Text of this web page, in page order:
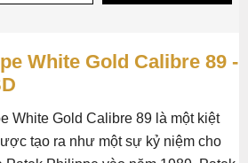
White Gold Calibre 89 -
White Gold Calibre 89 là một kiệt
tạo ra như một sự kỷ niệm cho